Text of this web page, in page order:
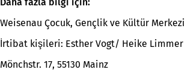
Daha fazla bilgi için:
Weisenau Çocuk, Gençlik ve Kültür Merkezi
İrtibat kişileri: Esther Vogt/ Heike Limmer
Mönchstr. 17, 55130 Mainz